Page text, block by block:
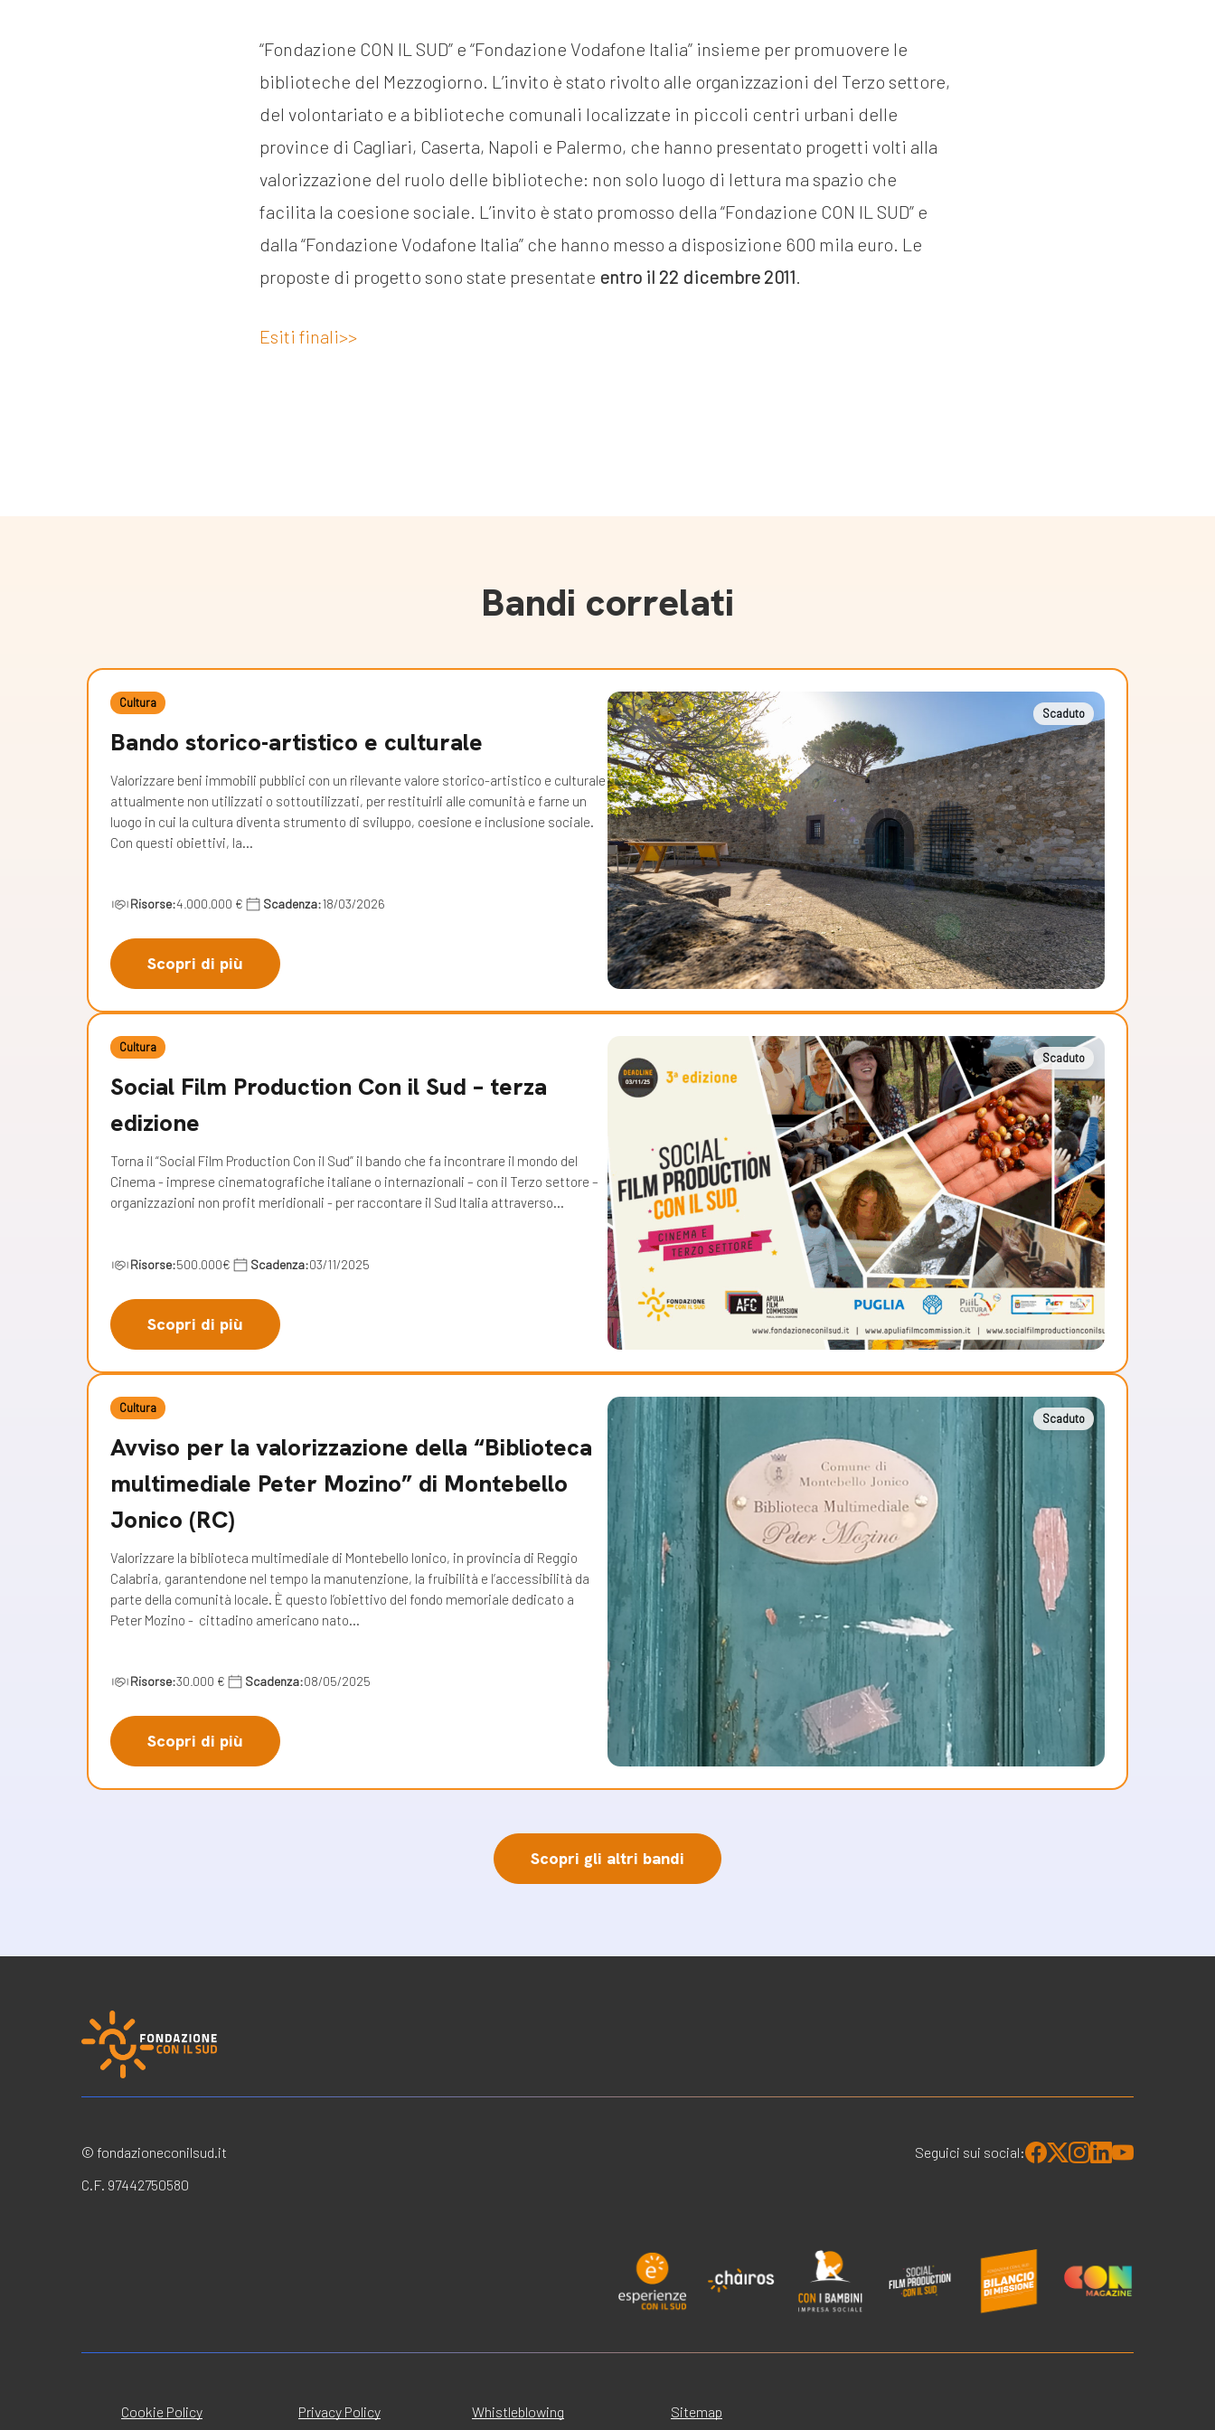
“Fondazione CON IL SUD” e “Fondazione Vodafone Italia” insieme per promuovere le
biblioteche del Mezzogiorno. L’invito è stato rivolto alle organizzazioni del Terzo settore,
del volontariato e a biblioteche comunali localizzate in piccoli centri urbani delle
province di Cagliari, Caserta, Napoli e Palermo, che hanno presentato progetti volti alla
valorizzazione del ruolo delle biblioteche: non solo luogo di lettura ma spazio che
facilita la coesione sociale. L’invito è stato promosso della “Fondazione CON IL SUD” e
dalla “Fondazione Vodafone Italia” che hanno messo a disposizione 600 mila euro. Le
proposte di progetto sono state presentate entro il 22 dicembre 2011.
Esiti finali>>
Bandi correlati
Cultura
Bando storico-artistico e culturale
Valorizzare beni immobili pubblici con un rilevante valore storico-artistico e culturale
attualmente non utilizzati o sottoutilizzati, per restituirli alle comunità e farne un
luogo in cui la cultura diventa strumento di sviluppo, coesione e inclusione sociale.
Con questi obiettivi, la…
Risorse:4.000.000 € Scadenza:18/03/2026
Scopri di più
Scaduto
Cultura
Social Film Production Con il Sud – terza
edizione
Torna il “Social Film Production Con il Sud” il bando che fa incontrare il mondo del
Cinema - imprese cinematografiche italiane o internazionali – con il Terzo settore –
organizzazioni non profit meridionali - per raccontare il Sud Italia attraverso…
Risorse:500.000€ Scadenza:03/11/2025
Scopri di più
Scaduto
Cultura
Avviso per la valorizzazione della “Biblioteca
multimediale Peter Mozino” di Montebello
Jonico (RC)
Valorizzare la biblioteca multimediale di Montebello Ionico, in provincia di Reggio
Calabria, garantendone nel tempo la manutenzione, la fruibilità e l’accessibilità da
parte della comunità locale. È questo l’obiettivo del fondo memoriale dedicato a
Peter Mozino - cittadino americano nato…
Risorse:30.000 € Scadenza:08/05/2025
Scopri di più
Scaduto
Scopri gli altri bandi
© fondazioneconilsud.it
C.F. 97442750580
Seguici sui social:
Cookie Policy Privacy Policy Whistleblowing Sitemap